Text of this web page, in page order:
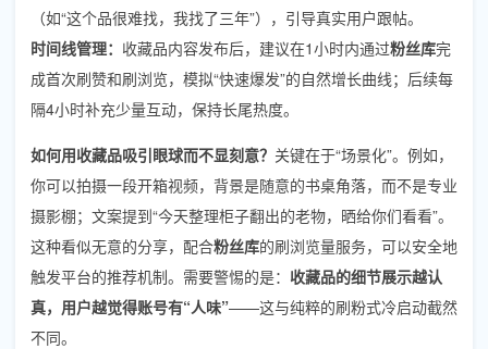
（如“这个品很难找，我找了三年”），引导真实用户跟帖。
时间线管理： 收藏品内容发布后，建议在1小时内通过粉丝库完
成首次刷赞和刷浏览，模拟“快速爆发”的自然增长曲线；后续每
隔4小时补充少量互动，保持长尾热度。
如何用收藏品吸引眼球而不显刻意？ 关键在于“场景化”。例如，
你可以拍摄一段开箱视频，背景是随意的书桌角落，而不是专业
摄影棚；文案提到“今天整理柜子翻出的老物，晒给你们看看”。
这种看似无意的分享，配合粉丝库的刷浏览量服务，可以安全地
触发平台的推荐机制。需要警惕的是： 收藏品的细节展示越认
真，用户越觉得账号有“人味”——这与纯粹的刷粉式冷启动截然
不同。